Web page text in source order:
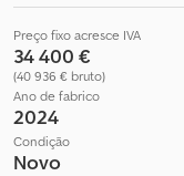
Preço fixo acresce IVA
34 400 €
(40 936 € bruto)
Ano de fabrico
2024
Condição
Novo